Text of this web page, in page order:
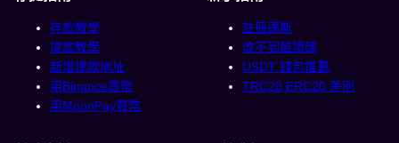
存款教學
提款教學
新增提款地址
用Binance買幣
用MoonPay買幣
註冊邁斯
收不到驗證碼
USDT 錢包推薦
TRC20 ERC20 差別